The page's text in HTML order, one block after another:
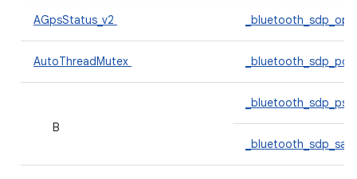
AGpsStatus_v2
AutoThreadMutex
B